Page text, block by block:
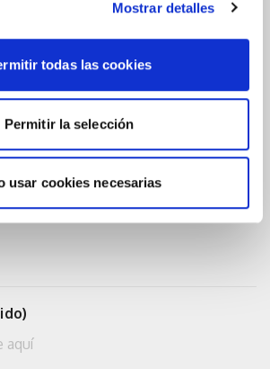
Mostrar detalles
todas las cookies
Permitir la selección
usar cookies necesarias
con nosotros